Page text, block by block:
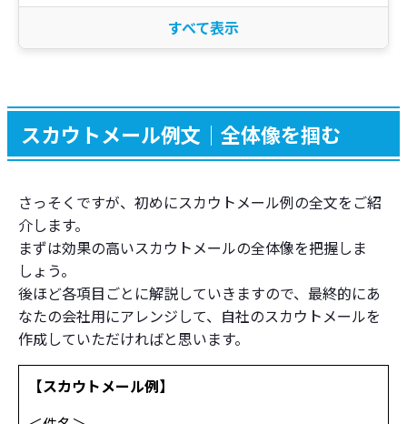
スカウトメール│前半
スカウトメール│中盤
スカウトメールに関するノウハウ
送信時間はいつが良い？
再送用のスカウトメール文面
スカウト媒体の紹介
新卒採用におけるスカウト活用のメリットとデメ
リット
スカウトメール例文│全体像を掴む
さっそくですが、初めにスカウトメール例の全文をご紹
介します。
まずは効果の高いスカウトメールの全体像を把握しま
しょう。
後ほど各項目ごとに解説していきますので、最終的にあ
なたの会社用にアレンジして、自社のスカウトメールを
作成していただければと思います。
【スカウトメール例】